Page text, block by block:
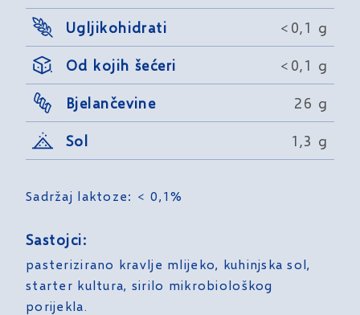
Ugljikohidrati <0,1 g
Od kojih šećeri <0,1 g
Bjelančevine 26 g
Sol 1,3 g
Sadržaj laktoze: < 0,1%
Sastojci:
pasterizirano kravlje mlijeko, kuhinjska sol,
starter kultura, sirilo mikrobiološkog
porijekla.